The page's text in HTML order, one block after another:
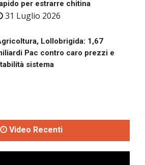
per estrarre chitina
31 Luglio 2026
Lollobrigida: 1,67
Pac contro caro prezzi e
sistema
Video Recenti